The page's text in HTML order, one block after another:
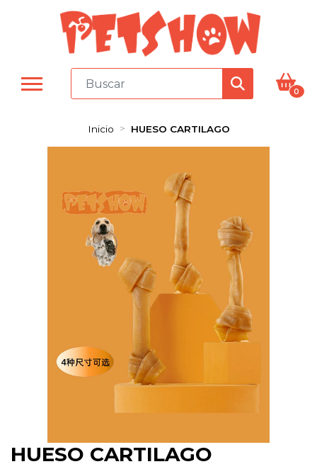
0
Inicio HUESO CARTILAGO
HUESO CARTILAGO